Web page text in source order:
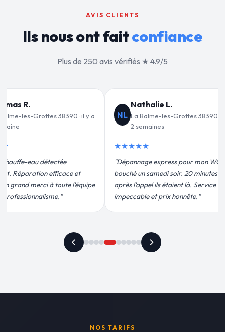
AVIS CLIENTS
Ils nous ont faitconfiance
Plus de 250 avis vérifiés ★ 4.9/5
L.
les-Grottes 38390 · il y a
pour mon WC
soir. 20 minutes
étaient là. Service
prix honnête."
JF
Jean-François C.
La Balme-les-Grottes 38390 · il y a
3 semaines
★★★★★
"Remplacement de mon chauffe-eau en
moins de 2h. Équipe très pro, devis
conforme, chantier propre. Je
recommande vivement."
NOS TARIFS